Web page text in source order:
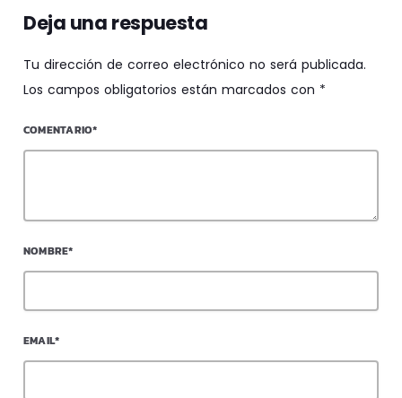
Deja una respuesta
Tu dirección de correo electrónico no será publicada.
Los campos obligatorios están marcados con *
COMENTARIO*
NOMBRE*
EMAIL*